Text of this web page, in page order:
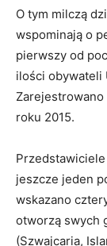
O tym milczą
wspominają o
pierwszy od
ilości obywateli
roku 2015.
jeszcze jeden
wskazano
otworzą swych
(Szwajcaria,